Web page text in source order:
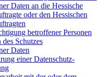
Daten an die Hessische
oder den Hessischen
betroffener Personen
Schutzes
Daten
einer Datenschutz-